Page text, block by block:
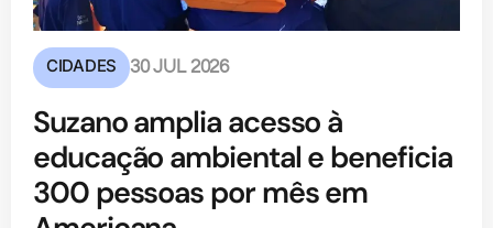
CIDADES 30 JUL 2026
Suzano amplia acesso à
educação ambiental e beneficia
300 pessoas por mês em